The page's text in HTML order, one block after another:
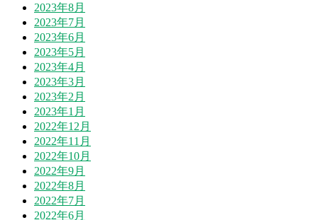
2023年8月
2023年7月
2023年6月
2023年5月
2023年4月
2023年3月
2023年2月
2023年1月
2022年12月
2022年11月
2022年10月
2022年9月
2022年8月
2022年7月
2022年6月